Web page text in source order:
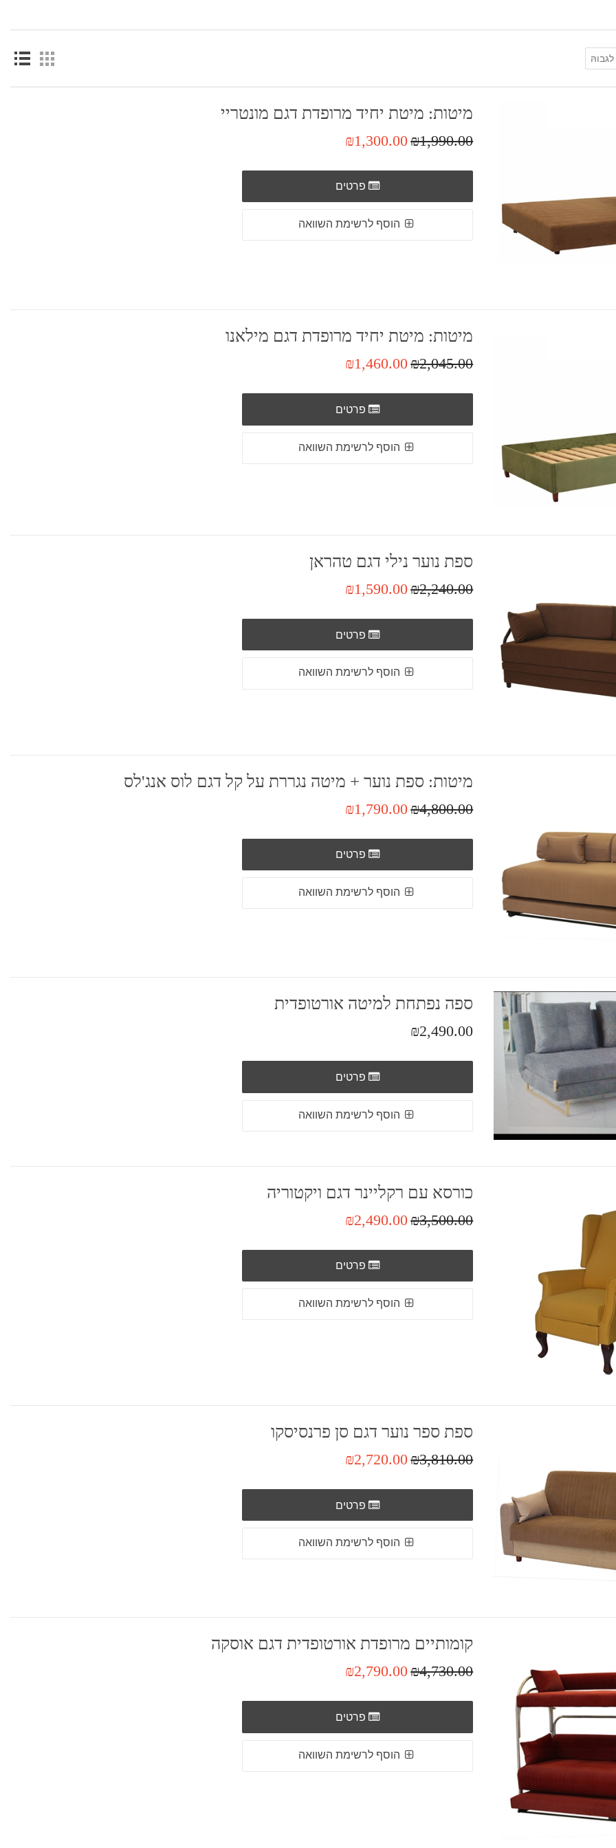
מיטות: מיטת יחיד מרופדת דגם מונטריי
₪1,990.00
₪1,300.00
פרטים
הוסף לרשימת השוואה
מיטות: מיטת יחיד מרופדת דגם מילאנו
₪2,045.00
₪1,460.00
פרטים
הוסף לרשימת השוואה
ספת נוער נילי דגם טהראן
₪2,240.00
₪1,590.00
פרטים
הוסף לרשימת השוואה
מיטות: ספת נוער + מיטה נגררת על קל דגם לוס אנג'לס
₪4,800.00
₪1,790.00
פרטים
הוסף לרשימת השוואה
ספה נפתחת למיטה אורטופדית
₪2,490.00
פרטים
הוסף לרשימת השוואה
כורסא עם רקליינר דגם ויקטוריה
₪3,500.00
₪2,490.00
פרטים
הוסף לרשימת השוואה
ספת ספר נוער דגם סן פרנסיסקו
₪3,810.00
₪2,720.00
פרטים
הוסף לרשימת השוואה
קומותיים מרופדת אורטופדית דגם אוסקה
₪4,730.00
₪2,790.00
פרטים
הוסף לרשימת השוואה